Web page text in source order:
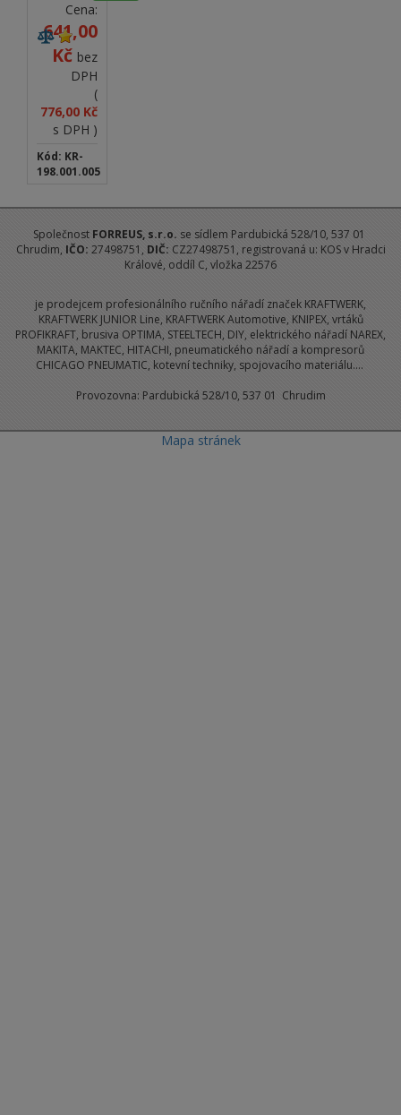
Cena:
641,00
Kč bez
DPH
(
776,00 Kč
s DPH )
Kód: KR-
198.001.005
Společnost FORREUS, s.r.o. se sídlem Pardubická 528/10, 537 01
Chrudim, IČO: 27498751, DIČ: CZ27498751, registrovaná u: KOS v Hradci
Králové, oddíl C, vložka 22576
je prodejcem profesionálního ručního nářadí značek KRAFTWERK,
KRAFTWERK JUNIOR Line, KRAFTWERK Automotive, KNIPEX, vrtáků
PROFIKRAFT, brusiva OPTIMA, STEELTECH, DIY, elektrického nářadí NAREX,
MAKITA, MAKTEC, HITACHI, pneumatického nářadí a kompresorů
CHICAGO PNEUMATIC, kotevní techniky, spojovacího materiálu....
Provozovna: Pardubická 528/10, 537 01 Chrudim
Mapa stránek